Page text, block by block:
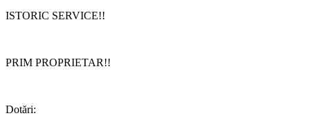
ISTORIC SERVICE!!
PRIM PROPRIETAR!!
Dotări: